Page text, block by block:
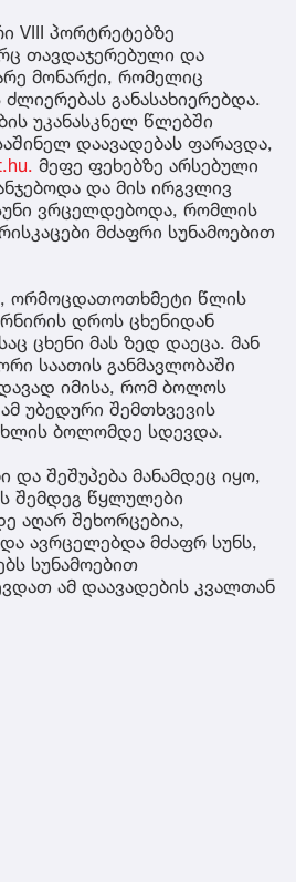
VIII პორტრეტებზე
თავდაჯერებული და
მონარქი, რომელიც
განასახიერებდა.
უკანასკნელ წლებში
დაავადებას ფარავდა,
მეფე ფეხებზე არსებული
და მის ირგვლივ
ვრცელდებოდა, რომლის
მძაფრი სუნამოებით
ორმოცდათოთხმეტი წლის
დროს ცხენიდან
ცხენი მას ზედ დაეცა. მან
საათის განმავლობაში
იმისა, რომ ბოლოს
უბედური შემთხვევის
ბოლომდე სდევდა.
და შეშუპება მანამდეც იყო,
შემდეგ წყლულები
აღარ შეხორცებია,
ავრცელებდა მძაფრ სუნს,
სუნამოებით
ამ დაავადების კვალთან